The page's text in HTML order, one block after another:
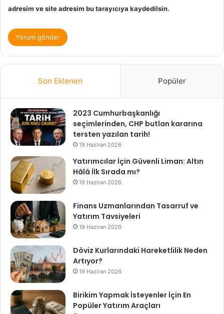
adresim ve site adresim bu tarayıcıya kaydedilsin.
Son Eklenen Popüler
2023 Cumhurbaşkanlığı
seçimlerinden, CHP butlan kararına
tersten yazılan tarih!
19 Haziran 2026
Yatırımcılar İçin Güvenli Liman: Altın
Hâlâ İlk Sırada mı?
19 Haziran 2026
Finans Uzmanlarından Tasarruf ve
Yatırım Tavsiyeleri
19 Haziran 2026
Döviz Kurlarındaki Hareketlilik Neden
Artıyor?
19 Haziran 2026
Birikim Yapmak İsteyenler İçin En
Popüler Yatırım Araçları